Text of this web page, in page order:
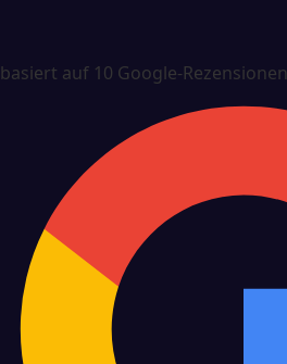
basiert auf 10 Google-Rezensionen